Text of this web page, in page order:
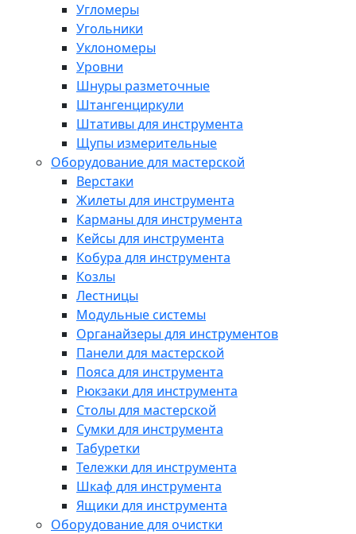
Угломеры
Угольники
Уклономеры
Уровни
Шнуры разметочные
Штангенциркули
Штативы для инструмента
Щупы измерительные
Оборудование для мастерской
Верстаки
Жилеты для инструмента
Карманы для инструмента
Кейсы для инструмента
Кобура для инструмента
Козлы
Лестницы
Модульные системы
Органайзеры для инструментов
Панели для мастерской
Пояса для инструмента
Рюкзаки для инструмента
Столы для мастерской
Сумки для инструмента
Табуретки
Тележки для инструмента
Шкаф для инструмента
Ящики для инструмента
Оборудование для очистки